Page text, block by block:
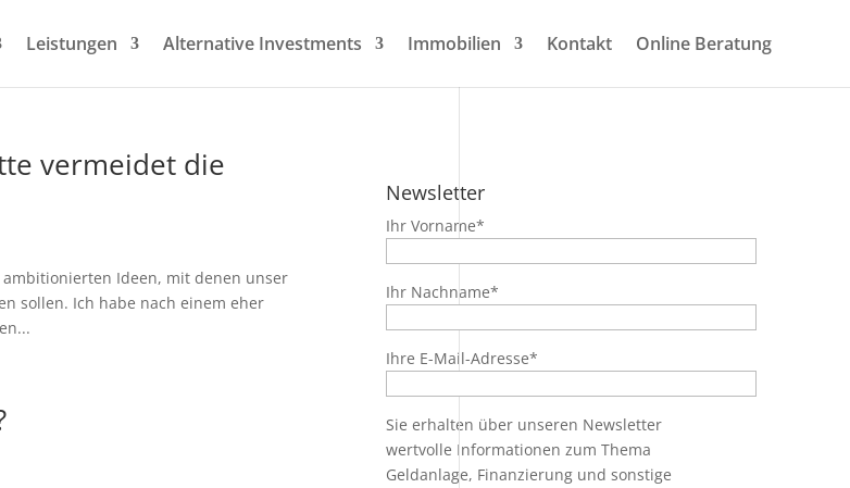
Leistungen Alternative Investments Immobilien Kontakt Online Beratung
vermeidet die
Ideen, mit denen unser
sollen. Ich habe nach einem eher
Newsletter
Ihr Vorname*
Ihr Nachname*
Ihre E-Mail-Adresse*
Sie erhalten über unseren Newsletter
wertvolle Informationen zum Thema
Geldanlage, Finanzierung und sonstige